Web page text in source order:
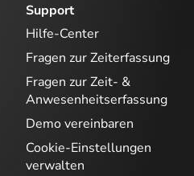
Support
Hilfe-Center
Fragen zur Zeiterfassung
Fragen zur Zeit- &
Anwesenheitserfassung
Demo vereinbaren
Cookie-Einstellungen
verwalten